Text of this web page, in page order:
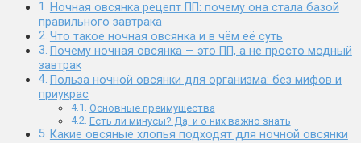
Ночная овсянка рецепт ПП: почему она стала базой
правильного завтрака
Что такое ночная овсянка и в чём её суть
Почему ночная овсянка — это ПП, а не просто модный
завтрак
Польза ночной овсянки для организма: без мифов и
приукрас
Основные преимущества
Есть ли минусы? Да, и о них важно знать
Какие овсяные хлопья подходят для ночной овсянки